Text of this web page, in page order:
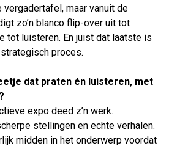
vergadertafel, maar vanuit de
zo’n blanco flip-over uit tot
tot luisteren. En juist dat laatste is
proces.
dat praten én luisteren, met
expo deed z’n werk.
stellingen en echte verhalen.
midden in het onderwerp voordat